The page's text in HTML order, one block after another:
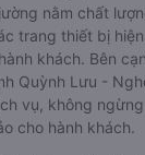
nằm chất
trang thiết bị
khách. Bên
Quỳnh Lưu -
vụ, không
cho hành khách.